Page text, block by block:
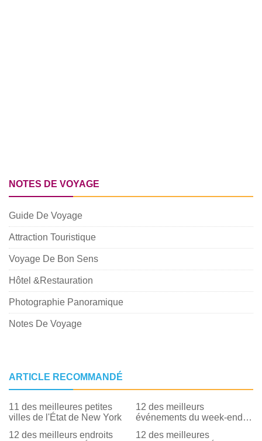
NOTES DE VOYAGE
Guide De Voyage
Attraction Touristique
Voyage De Bon Sens
Hôtel &Restauration
Photographie Panoramique
Notes De Voyage
ARTICLE RECOMMANDÉ
11 des meilleures petites
villes de l'État de New York
12 des meilleurs
événements du week-end
l'État de New York
12 des meilleurs endroits
12 des meilleures